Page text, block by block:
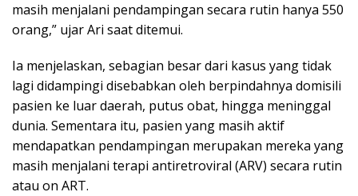
masih menjalani pendampingan secara rutin hanya 550
orang,” ujar Ari saat ditemui.
Ia menjelaskan, sebagian besar dari kasus yang tidak
lagi didampingi disebabkan oleh berpindahnya domisili
pasien ke luar daerah, putus obat, hingga meninggal
dunia. Sementara itu, pasien yang masih aktif
mendapatkan pendampingan merupakan mereka yang
masih menjalani terapi antiretroviral (ARV) secara rutin
atau on ART.